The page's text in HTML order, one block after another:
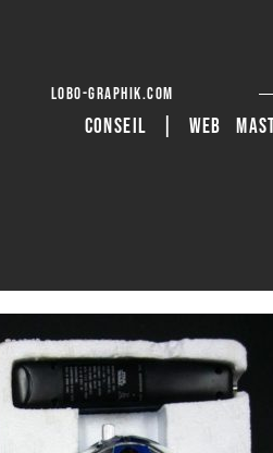
lobo-graphik.com
CONSEIL | WEB